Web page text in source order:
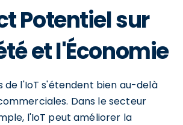
Potentiel sur
et l'Économie
de l'IoT s'étendent bien au-delà
Dans le secteur
l'IoT peut améliorer la